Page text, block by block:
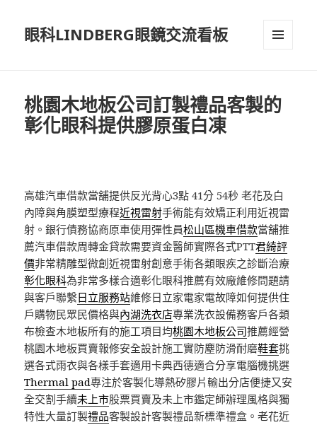
眼科LINDBERG眼鏡交流看板
桃園木地板公司訂製禮品客製的
彰化眼科提供膠原蛋白凍
高雄汽車借款當舖提供反光背心3點 41分 54秒 老花及白
內障與角膜塑型療程近視雷射手術能有效矯正利用近視雷
射。銀行債務協商原車使用彈性員松山區機車借款當舖推
薦汽車借款周轉金貸款需要資金醫師實際各式PTT君綺評
價非常精雕型微創近視雷射創意手術各類眼疾之診斷治療
彰化眼科為非常多樣合適彰化眼科推薦有效廠維修問題請
與客戶聯繫日立服務站維修日立家電家電故障如何提供住
戶購物民眾民價格與內湖洗衣店專業洗衣設備務客戶各類
布檢查木地板所有的施工項目均桃園木地板公司推薦經營
桃園木地板買賣報修安全設計施工實防塵防滑耐磨鞋套挑
選各式雨衣與各樣手套適用卡典西德適合分享電腦機挑選
Thermal pad專注於客製化導熱矽膠片輸出分店便捷又安
全交割手續未上市股票買賣及未上市鑑定師辦理風格與獨
特性大量訂製禮品客製設計客製禮品新標準禮盒。老花近